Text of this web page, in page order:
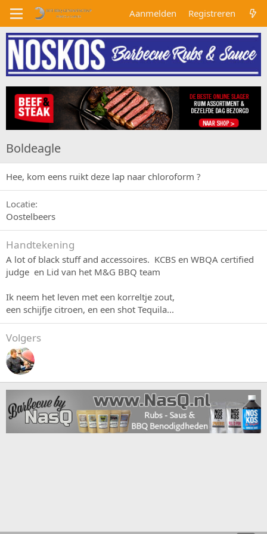
Aanmelden Registreren
Boldeagle
Hee, kom eens ruikt deze lap naar chloroform ?
Locatie
Oostelbeers
Handtekening
A lot of black stuff and accessoires. KCBS en WBQA certified
judge en Lid van het M&G BBQ team
Ik neem het leven met een korreltje zout,
een schijfje citroen, en een shot Tequila...
Volgers